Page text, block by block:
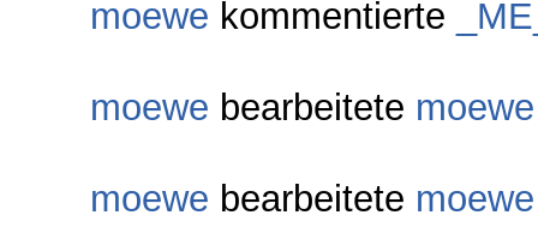
moewe kommentierte
moewe bearbeitete moewe
moewe bearbeitete moewe